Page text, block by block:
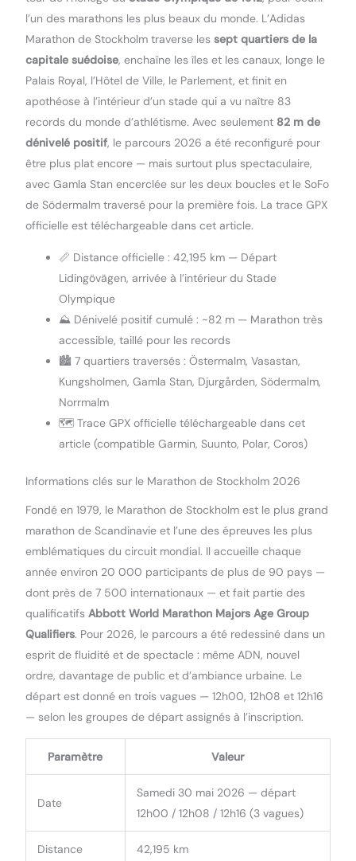
l’un des marathons les plus beaux du monde. L’Adidas
Marathon de Stockholm traverse les sept quartiers de la
capitale suédoise, enchaîne les îles et les canaux, longe le
Palais Royal, l’Hôtel de Ville, le Parlement, et finit en
apothéose à l’intérieur d’un stade qui a vu naître 83
records du monde d’athlétisme. Avec seulement 82 m de
dénivelé positif, le parcours 2026 a été reconfiguré pour
être plus plat encore — mais surtout plus spectaculaire,
avec Gamla Stan encerclée sur les deux boucles et le SoFo
de Södermalm traversé pour la première fois. La trace GPX
officielle est téléchargeable dans cet article.
📏 Distance officielle : 42,195 km — Départ
Lidingövägen, arrivée à l’intérieur du Stade
Olympique
⛰️ Dénivelé positif cumulé : ~82 m — Marathon très
accessible, taillé pour les records
🏙️ 7 quartiers traversés : Östermalm, Vasastan,
Kungsholmen, Gamla Stan, Djurgården, Södermalm,
Norrmalm
🗺️ Trace GPX officielle téléchargeable dans cet
article (compatible Garmin, Suunto, Polar, Coros)
Informations clés sur le Marathon de Stockholm 2026
Fondé en 1979, le Marathon de Stockholm est le plus grand
marathon de Scandinavie et l’une des épreuves les plus
emblématiques du circuit mondial. Il accueille chaque
année environ 20 000 participants de plus de 90 pays —
dont près de 7 500 internationaux — et fait partie des
qualificatifs Abbott World Marathon Majors Age Group
Qualifiers. Pour 2026, le parcours a été redessiné dans un
esprit de fluidité et de spectacle : même ADN, nouvel
ordre, davantage de public et d’ambiance urbaine. Le
départ est donné en trois vagues — 12h00, 12h08 et 12h16
— selon les groupes de départ assignés à l’inscription.
Paramètre Valeur
Date
Samedi 30 mai 2026 — départ
12h00 / 12h08 / 12h16 (3 vagues)
Distance 42,195 km